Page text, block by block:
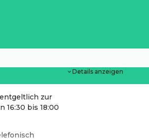
Details anzeigen
zur
16:30 bis 18:00